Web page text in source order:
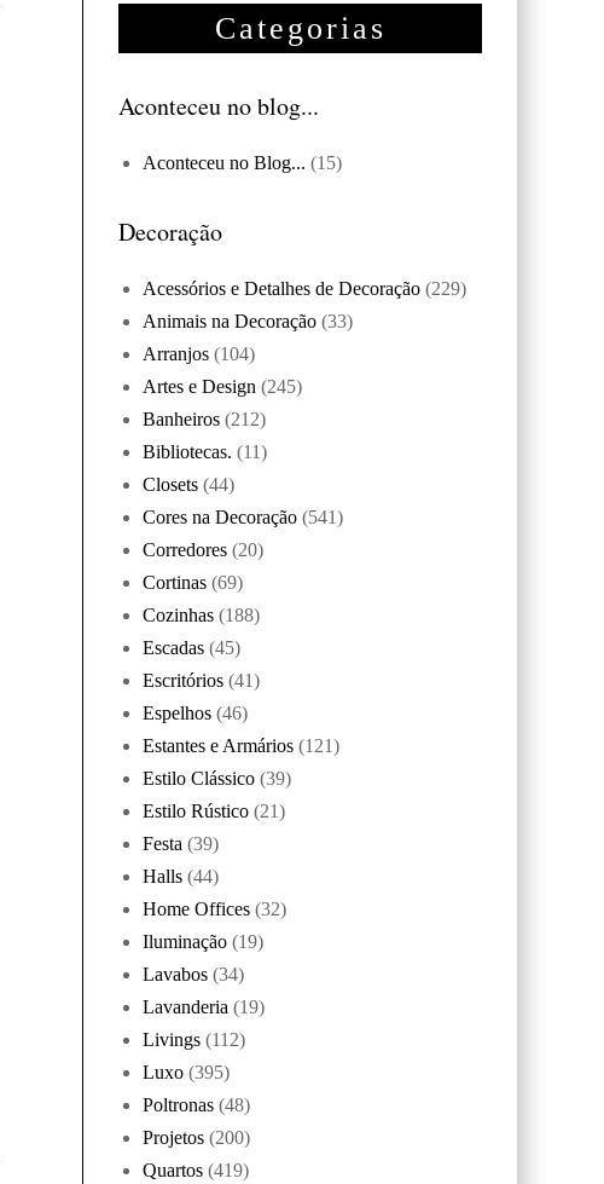
Categorias
Aconteceu no blog...
Aconteceu no Blog... (15)
Decoração
Acessórios e Detalhes de Decoração (229)
Animais na Decoração (33)
Arranjos (104)
Artes e Design (245)
Banheiros (212)
Bibliotecas. (11)
Closets (44)
Cores na Decoração (541)
Corredores (20)
Cortinas (69)
Cozinhas (188)
Escadas (45)
Escritórios (41)
Espelhos (46)
Estantes e Armários (121)
Estilo Clássico (39)
Estilo Rústico (21)
Festa (39)
Halls (44)
Home Offices (32)
Iluminação (19)
Lavabos (34)
Lavanderia (19)
Livings (112)
Luxo (395)
Poltronas (48)
Projetos (200)
Quartos (419)